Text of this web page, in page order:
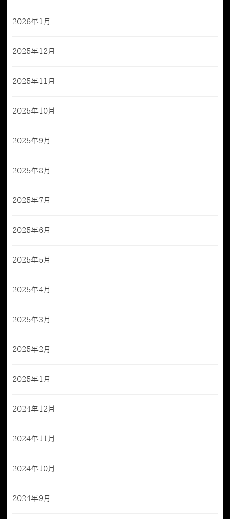
2026年1月
2025年12月
2025年11月
2025年10月
2025年9月
2025年8月
2025年7月
2025年6月
2025年5月
2025年4月
2025年3月
2025年2月
2025年1月
2024年12月
2024年11月
2024年10月
2024年9月